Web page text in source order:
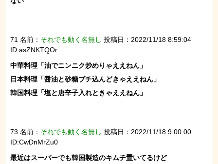
71 名前： それでも動く名無し 投稿日：2022/11/18 8:59:04
ID:asZNKTQOr
中華料理「油でニンニク炒めりゃええねん」
日本料理「醤油と砂糖ブチ込んどきゃええねん」
韓国料理「塩と唐辛子入れときゃええねん」
73 名前： それでも動く名無し 投稿日：2022/11/18 9:00:00
ID:CwDnMrZu0
最近はスーパーでも韓国製造のキムチ置いてるけど